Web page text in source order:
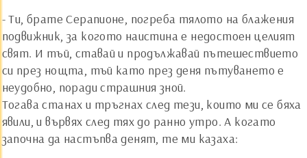
- Ти, брате Серапионе, погреба тялото на блажения
подвижник, за когото наистина е недостоен целият
свят. И тъй, ставай и продължавай пътешествието
си през нощта, тъй като през деня пътуването е
неудобно, поради страшния зной.
Тогава станах и тръгнах след тези, които ми се бяха
явили, и вървях след тях до ранно утро. А когато
започна да настъпва денят, те ми казаха: